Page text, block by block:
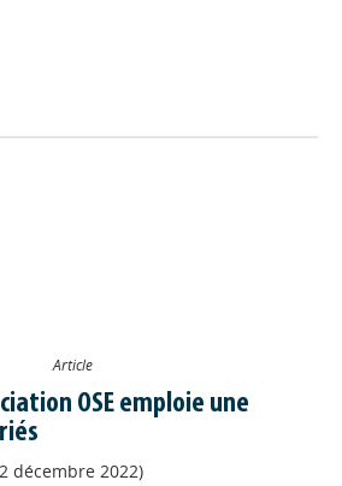
Article
OSE emploie une
décembre 2022)